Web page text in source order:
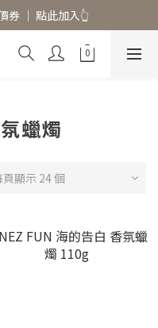
兩件85、三件79折
券 │ 點此加入👆
兩件85、三件79折
蠟燭
頁顯示 24 個